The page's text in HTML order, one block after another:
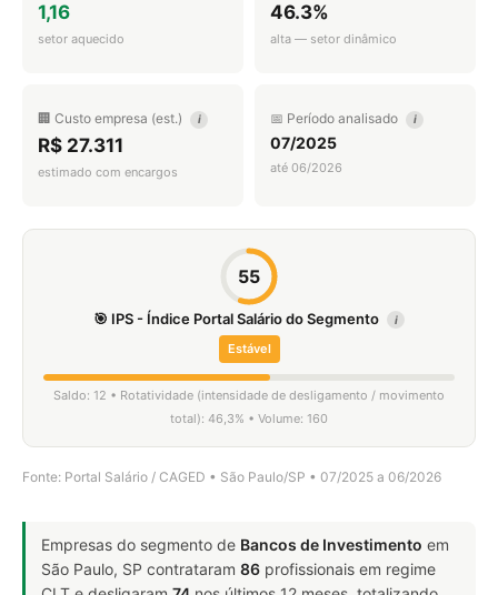
1,16
setor aquecido
46.3%
alta — setor dinâmico
🏢 Custo empresa (est.) i
R$ 27.311
estimado com encargos
📅 Período analisado i
07/2025
até 06/2026
55
🎯 IPS - Índice Portal Salário do Segmento i
Estável
Saldo: 12 • Rotatividade (intensidade de desligamento / movimento
total): 46,3% • Volume: 160
Fonte: Portal Salário / CAGED • São Paulo/SP • 07/2025 a 06/2026
Empresas do segmento de Bancos de Investimento em
São Paulo, SP contrataram 86 profissionais em regime